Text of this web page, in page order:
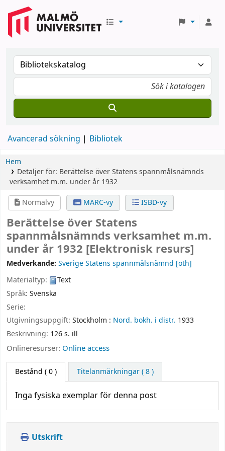
Avancerad sökning Bibliotek
Hem
Detaljer för: Berättelse över Statens spannmålsnämnds
verksamhet m.m. under år 1932
Normalvy
MARC-vy ISBD-vy
Berättelse över Statens
spannmålsnämnds verksamhet m.m.
under år 1932 [Elektronisk resurs]
Medverkande: Sverige Statens spannmålsnämnd [oth]
Materialtyp:
Text
Språk: Svenska
Serie:
Utgivningsuppgift: Stockholm : Nord. bokh. i distr. 1933
Beskrivning: 126 s. ill
Onlineresurser: Online access
Bestånd ( 0 ) Titelanmärkningar ( 8 )
Inga fysiska exemplar för denna post
Utskrift